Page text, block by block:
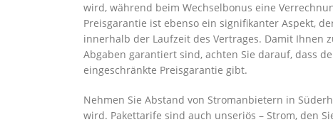
wird, während beim Wechselbonus eine
Preisgarantie ist ebenso ein signifikanter Aspekt,
innerhalb der Laufzeit des Vertrages. Damit Ihnen
Abgaben garantiert sind, achten Sie darauf, dass
eingeschränkte Preisgarantie gibt.
Nehmen Sie Abstand von Stromanbietern in
wird. Pakettarife sind auch unseriös – Strom, den